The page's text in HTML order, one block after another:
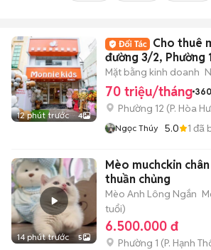
12 phút trước 4
Cho thuê
đường 3/2, Phường
6x30m
Mặt bằng kinh doanh
70 triệu/tháng
Phường 12 (P. Hòa
Ngọc Thúy 5.0 1 đã
14 phút trước 5
Mèo muchckin
thuần chủng
Mèo Anh Lông Ngắn
tuổi)
6.500.000 đ
Phường 1 (P. Hạnh